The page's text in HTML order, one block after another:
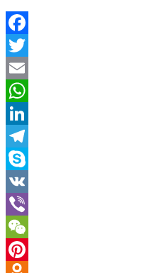
Facebook
Twitter
Email
WhatsApp
LinkedIn
Telegram
Skype
VK
Viber
WeChat